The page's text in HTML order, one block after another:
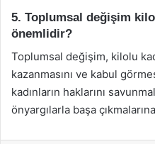
5. Toplumsal değişim
önemlidir?
Toplumsal değişim, kilolu
kazanmasını ve kabul
kadınların haklarını
önyargılarla başa